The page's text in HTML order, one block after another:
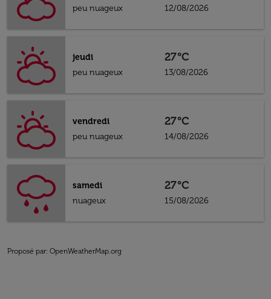
peu nuageux
12/08/2026
jeudi
peu nuageux
27°C
13/08/2026
vendredi
peu nuageux
27°C
14/08/2026
samedi
nuageux
27°C
15/08/2026
Proposé par: OpenWeatherMap.org